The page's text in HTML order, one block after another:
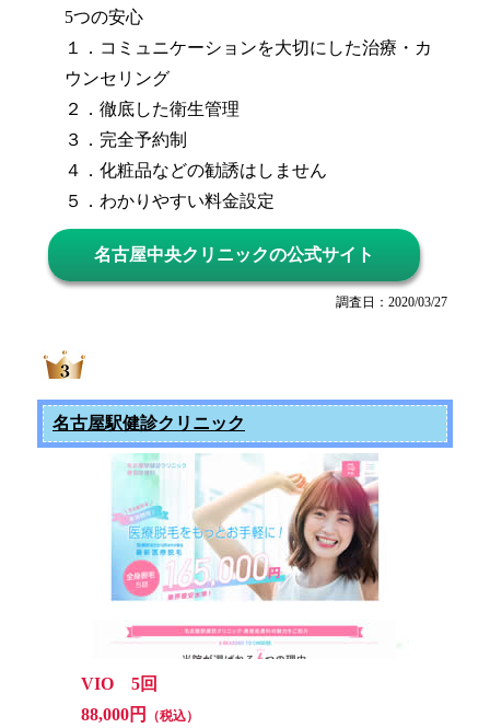
5つの安心
１．コミュニケーションを大切にした治療・カ
ウンセリング
２．徹底した衛生管理
３．完全予約制
４．化粧品などの勧誘はしません
５．わかりやすい料金設定
名古屋中央クリニックの公式サイト
調査日：2020/03/27
名古屋駅健診クリニック
VIO 5回
88,000円
（税込）